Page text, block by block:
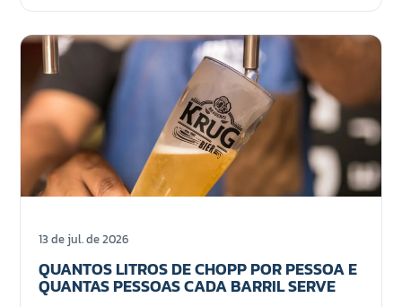
13 de jul. de 2026
QUANTOS LITROS DE CHOPP POR PESSOA E
QUANTAS PESSOAS CADA BARRIL SERVE